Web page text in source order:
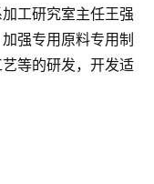
工研究室主任王强
强专用原料专用制
等的研发，开发适